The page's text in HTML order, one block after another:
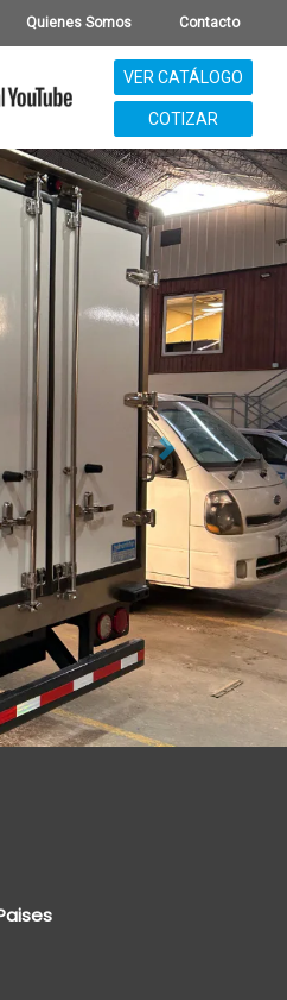
Quienes Somos Contacto
VER CATÁLOGO
COTIZAR
Next